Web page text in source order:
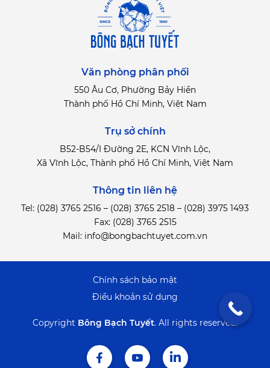
Văn phòng phân phối
550 Âu Cơ, Phường Bảy Hiền
Thành phố Hồ Chí Minh, Việt Nam
Trụ sở chính
B52-B54/I Đường 2E, KCN Vĩnh Lộc,
Xã Vĩnh Lộc, Thành phố Hồ Chí Minh, Việt Nam
Thông tin liên hệ
Tel: (028) 3765 2516 – (028) 3765 2518 – (028) 3975 1493
Fax: (028) 3765 2515
Mail: info@bongbachtuyet.com.vn
Copyright Bông Bạch Tuyết. All rights reserved.
Điểu khoản sử dụng
Chính sách bảo mật